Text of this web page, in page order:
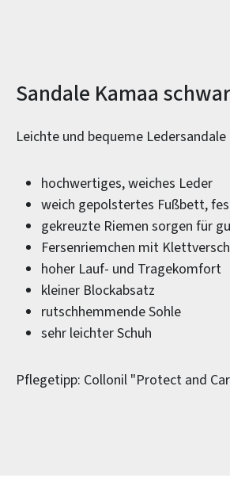
Produktinformationen
Sandale Kamaa
Leichte und bequeme Ledersandale
hochwertiges, weiches Leder
weich gepolstertes Fußbett,
gekreuzte Riemen sorgen für
Fersenriemchen mit
hoher Lauf- und Tragekomfort
kleiner Blockabsatz
rutschhemmende Sohle
sehr leichter Schuh
Pflegetipp: Collonil "Protect and